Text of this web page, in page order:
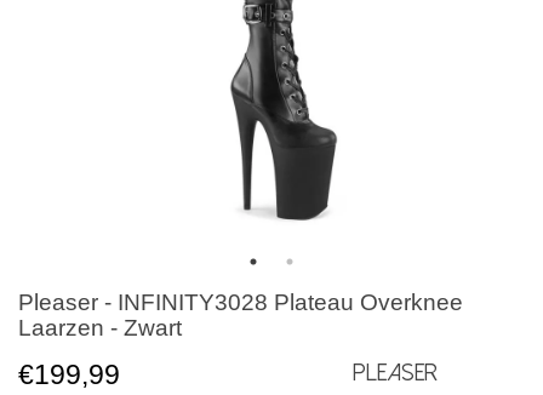
Pleaser - INFINITY3028 Plateau Overknee
Laarzen - Zwart
€199,99 Pleaser